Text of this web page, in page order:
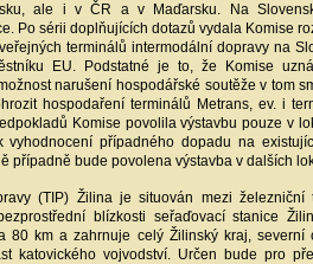
ale i v ČR a v Maďarsku. Na
Po sérii doplňujících dotazů vydala Komise
terminálů intermodální dopravy na
EU. Podstatné je to, že Komise
narušení hospodářské soutěže v tom
hospodaření terminálů Metrans, ev. i
Komise povolila výstavbu pouze v
případného dopadu na
případně bude povolena výstavba v dalších
(TIP) Žilina je situován mezi
blízkosti seřaďovací stanice
80 km a zahrnuje celý Žilinský kraj, severní
katovického vojvodství. Určen bude pro